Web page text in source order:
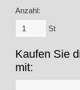
Anzahl:
St
Kaufen Sie
mit: